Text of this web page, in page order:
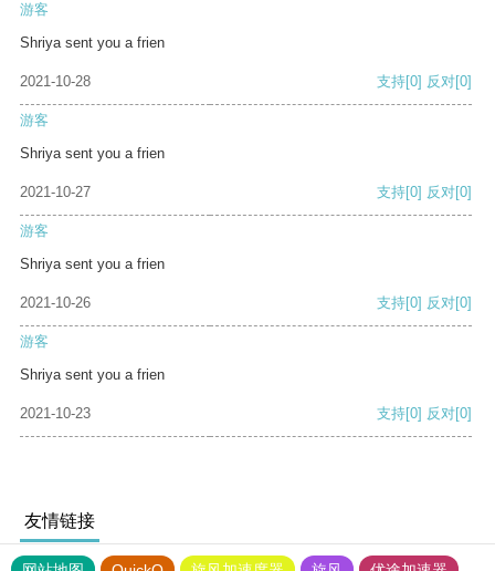
游客
Shriya sent you a frien
2021-10-28 支持[0] 反对[0]
游客
Shriya sent you a frien
2021-10-27 支持[0] 反对[0]
游客
Shriya sent you a frien
2021-10-26 支持[0] 反对[0]
游客
Shriya sent you a frien
2021-10-23 支持[0] 反对[0]
友情链接